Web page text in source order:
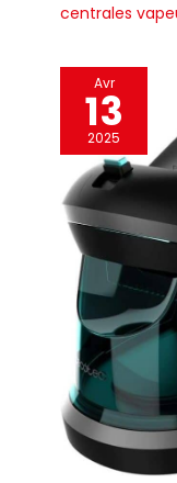
centrales
Avr
13
2025